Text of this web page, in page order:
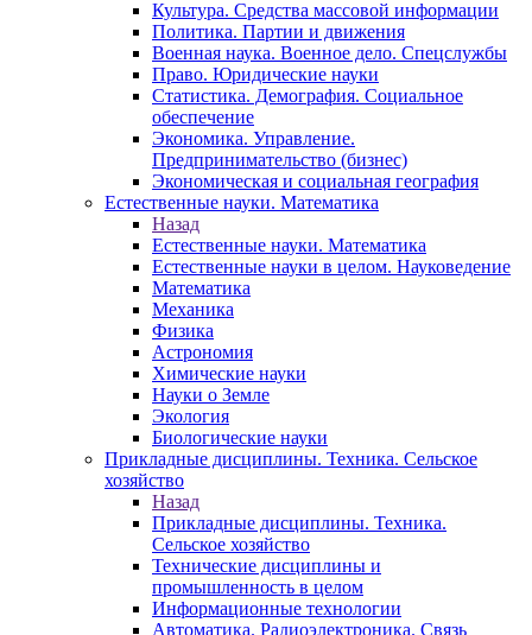
Культура. Средства массовой информации
Политика. Партии и движения
Военная наука. Военное дело. Спецслужбы
Право. Юридические науки
Статистика. Демография. Социальное
обеспечение
Экономика. Управление.
Предпринимательство (бизнес)
Экономическая и социальная география
Естественные науки. Математика
Назад
Естественные науки. Математика
Естественные науки в целом. Науковедение
Математика
Механика
Физика
Астрономия
Химические науки
Науки о Земле
Экология
Биологические науки
Прикладные дисциплины. Техника. Сельское
хозяйство
Назад
Прикладные дисциплины. Техника.
Сельское хозяйство
Технические дисциплины и
промышленность в целом
Информационные технологии
Автоматика. Радиоэлектроника. Связь